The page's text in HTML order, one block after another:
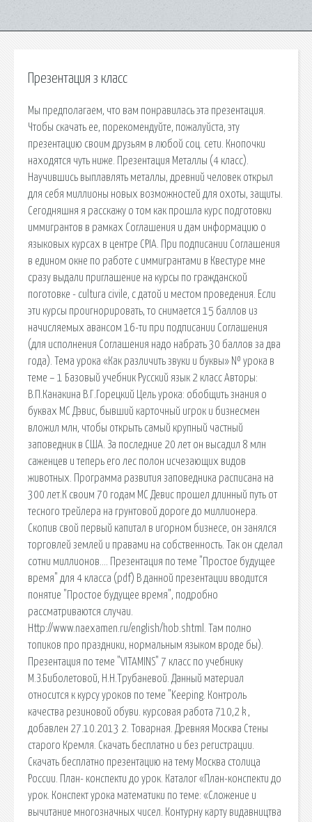
Презентация з класс
Мы предполагаем, что вам понравилась эта презентация.
Чтобы скачать ее, порекомендуйте, пожалуйста, эту
презентацию своим друзьям в любой соц. сети. Кнопочки
находятся чуть ниже. Презентация Металлы (4 класс).
Научившись выплавлять металлы, древний человек открыл
для себя миллионы новых возможностей для охоты, защиты.
Сегодняшня я расскажу о том как прошла курс подготовки
иммигрантов в рамках Соглашения и дам информацию о
языковых курсах в центре CPIA. При подписании Соглашения
в едином окне по работе с иммигрантами в Квестуре мне
сразу выдали приглашение на курсы по гражданской
поготовке - cultura civile, с датой и местом проведения. Если
эти курсы проигнорировать, то снимается 15 баллов из
начисляемых авансом 16-ти при подписании Соглашения
(для исполнения Соглашения надо набрать 30 баллов за два
года). Тема урока «Как различить звуки и буквы» № урока в
теме – 1 Базовый учебник Русский язык 2 класс Авторы:
В.П.Канакина В.Г.Горецкий Цель урока: обобщить знания о
буквах MC Дэвис, бывший карточный игрок и бизнесмен
вложил млн, чтобы открыть самый крупный частный
заповедник в США. За последние 20 лет он высадил 8 млн
саженцев и теперь его лес полон исчезающих видов
животных. Программа развития заповедника расписана на
300 лет.К своим 70 годам МС Девис прошел длинный путь от
тесного трейлера на грунтовой дороге до миллионера.
Скопив свой первый капитал в игорном бизнесе, он занялся
торговлей землей и правами на собственность. Так он сделал
сотни миллионов…. Презентация по теме "Простое будущее
время" для 4 класса (pdf) В данной презентации вводится
понятие "Простое будущее время", подробно
рассматриваются случаи.
Http://www.naexamen.ru/english/hob.shtml. Там полно
топиков про праздники, нормальным языком вроде бы).
Презентация по теме "VITAMINS" 7 класс по учебнику
М.З.Биболетовой, Н.Н.Трубаневой. Данный материал
относится к курсу уроков по теме "Keeping. Контроль
качества резиновой обуви. курсовая работа 710,2 k ,
добавлен 27.10.2013 2. Товарная. Древняя Москва Стены
старого Кремля. Скачать бесплатно и без регистрации.
Скачать бесплатно презентацию на тему Москва столица
России. План- конспекти до урок. Каталог «План-конспекти до
урок. Конспект урока математики по теме: «Сложение и
вычитание многозначных чисел. Контурну карту видавництва